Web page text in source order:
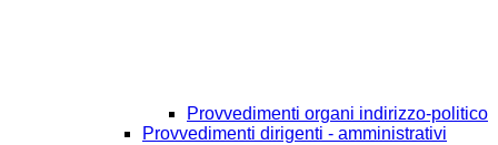
Provvedimenti organi indirizzo-politico
Provvedimenti dirigenti - amministrativi